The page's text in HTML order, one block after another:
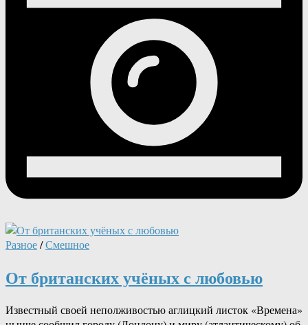
Разное/Смешное
От британских учёных с любовью
Известный своей неполживостью аглицкий листок «Времена»